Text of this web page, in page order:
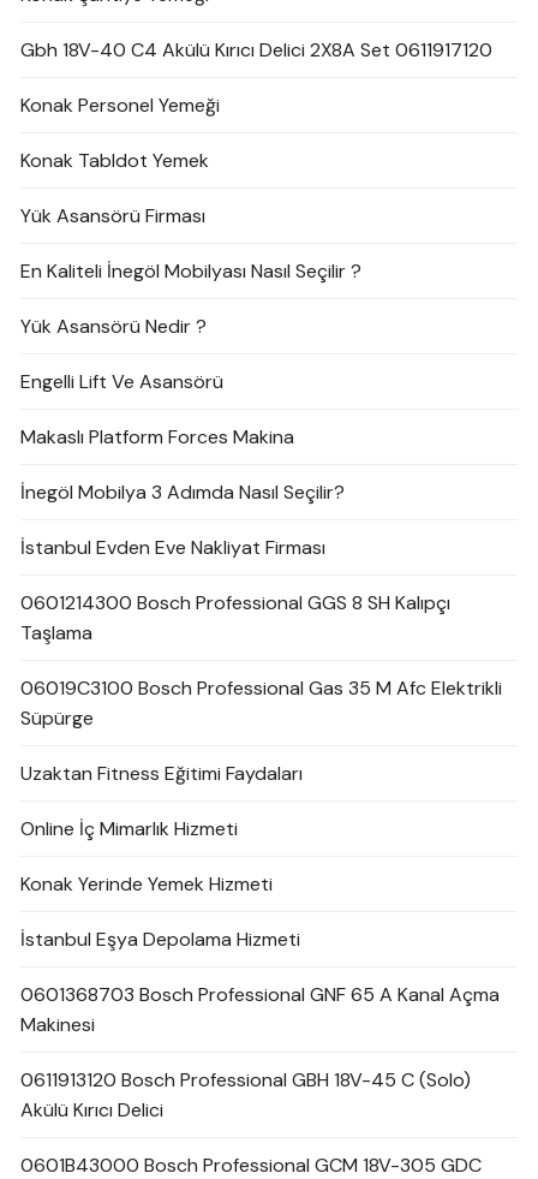
Gbh 18V-40 C4 Akülü Kırıcı Delici 2X8A Set 0611917120
Konak Personel Yemeği
Konak Tabldot Yemek
Yük Asansörü Firması
En Kaliteli İnegöl Mobilyası Nasıl Seçilir ?
Yük Asansörü Nedir ?
Engelli Lift Ve Asansörü
Makaslı Platform Forces Makina
İnegöl Mobilya 3 Adımda Nasıl Seçilir?
İstanbul Evden Eve Nakliyat Firması
0601214300 Bosch Professional GGS 8 SH Kalıpçı
Taşlama
06019C3100 Bosch Professional Gas 35 M Afc Elektrikli
Süpürge
Uzaktan Fitness Eğitimi Faydaları
Online İç Mimarlık Hizmeti
Konak Yerinde Yemek Hizmeti
İstanbul Eşya Depolama Hizmeti
0601368703 Bosch Professional GNF 65 A Kanal Açma
Makinesi
0611913120 Bosch Professional GBH 18V-45 C (Solo)
Akülü Kırıcı Delici
0601B43000 Bosch Professional GCM 18V-305 GDC